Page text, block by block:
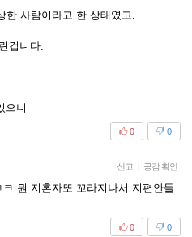
한 사람이라고 한 상태였고.
겁니다.
으니
0
0
신고 | 공감 확인
뭔 지혼자또 꼬라지나서 지편안들
0
0